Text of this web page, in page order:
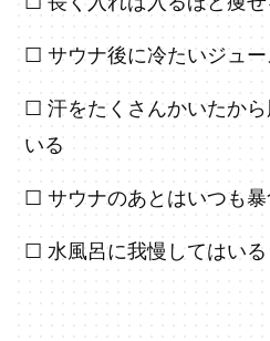
☐ サウナ後に冷たいジュ
☐ 汗をたくさんかいたか
いる
☐ サウナのあとはいつも
☐ 水風呂に我慢してはいる